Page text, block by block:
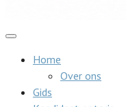
Home
Over ons
Gids